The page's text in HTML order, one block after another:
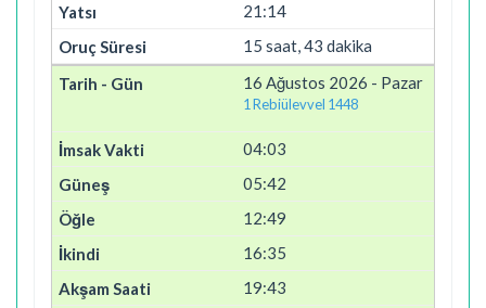
21:14
15 saat, 43 dakika
16 Ağustos 2026 - Pazar
1 Rebiülevvel 1448
04:03
05:42
12:49
16:35
19:43